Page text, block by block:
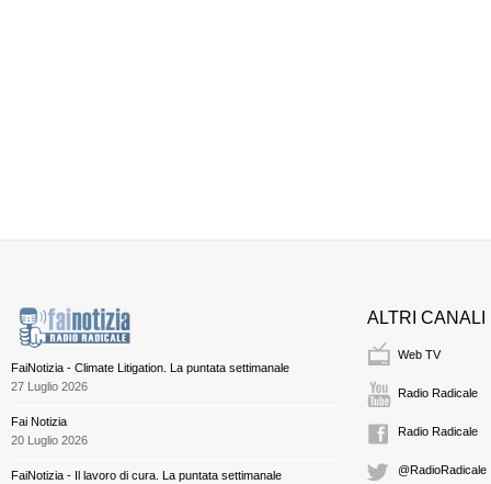
FaiNotizia - Climate Litigation. La puntata settimanale
27 Luglio 2026
Fai Notizia
20 Luglio 2026
FaiNotizia - Il lavoro di cura. La puntata settimanale
ALTRI CANALI
Web TV
Radio Radicale
Radio Radicale
@RadioRadicale